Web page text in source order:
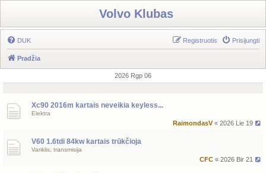
Volvo Klubas
DUK Prisijungti
Registruotis
Pradžia
2026 Rgp 06
Xc90 2016m kartais neveikia keyless...
Elektra
RaimondasV« 2026 Lie 19
V60 1.6tdi 84kw kartais trūkčioja
Variklis, transmisija
CFC « 2026 Bir 21